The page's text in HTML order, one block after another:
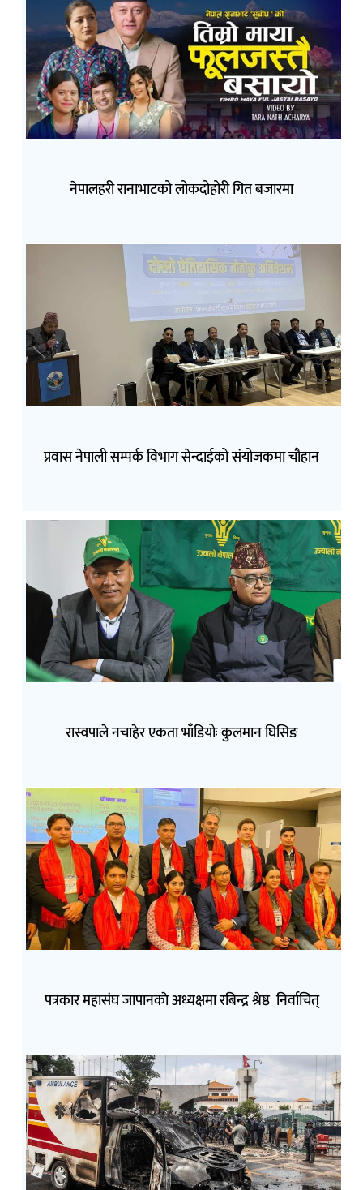
नेपालहरी रानाभाटको लोकदोहोरी गित बजारमा
प्रवास नेपाली सम्पर्क विभाग सेन्दाईको संयोजकमा चौहान
रास्वपाले नचाहेर एकता भाँडियोः कुलमान घिसिङ
पत्रकार महासंघ जापानकाे अध्यक्षमा रबिन्द्र श्रेष्ठ निर्वाचित्